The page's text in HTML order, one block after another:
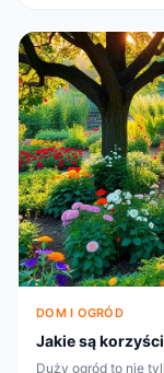
DOM I OGRÓD
Jakie są
Duży ogród to nie